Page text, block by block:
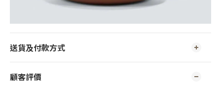
送貨及付款方式
顧客評價